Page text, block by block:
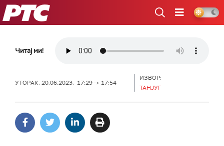
РТС
Читај ми!
УТОРАК, 20.06.2023, 17:29 -> 17:54
ИЗВОР:
ТАНЈУГ